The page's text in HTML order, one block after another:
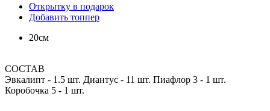
Открытку в подарок
Добавить топпер
20см
СОСТАВ
Эвкалипт - 1.5 шт. Диантус - 11 шт. Пиафлор 3 - 1 шт.
Коробочка 5 - 1 шт.